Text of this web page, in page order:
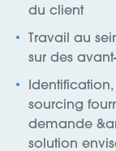
du client
Travail au
sur des
sourcing
demande
solution